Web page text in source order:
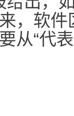
，软
从“代